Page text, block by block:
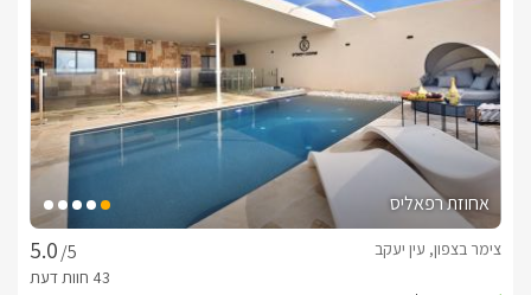
אחוזת רפאליס
/5
צימר בצפון, עין יעקב